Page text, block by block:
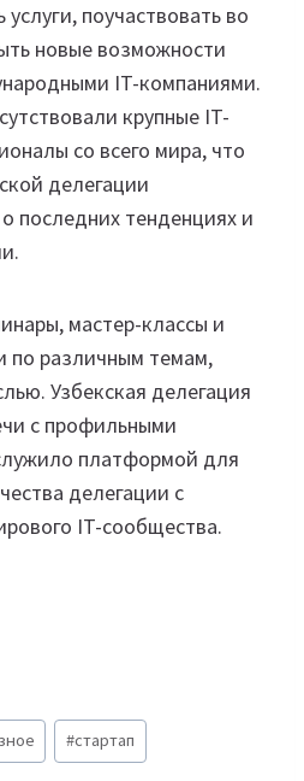
поучаствовать во
новые возможности
IT-компаниями.
крупные IT-
со всего мира, что
делегации
последних тенденциях и
мастер-классы и
по различным темам,
Узбекская делегация
с профильными
платформой для
делегации с
IT-сообщества.
#стартап